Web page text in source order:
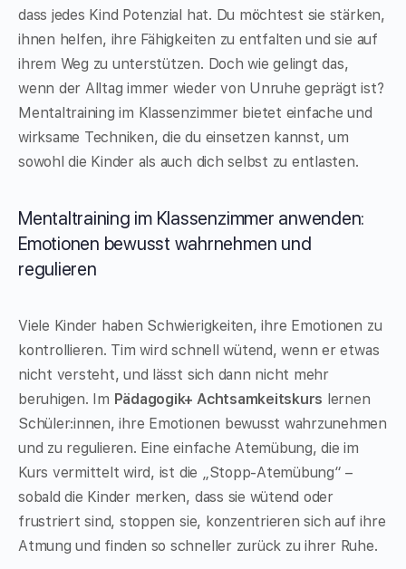
dass jedes Kind Potenzial hat. Du möchtest sie stärken,
ihnen helfen, ihre Fähigkeiten zu entfalten und sie auf
ihrem Weg zu unterstützen. Doch wie gelingt das,
wenn der Alltag immer wieder von Unruhe geprägt ist?
Mentaltraining im Klassenzimmer bietet einfache und
wirksame Techniken, die du einsetzen kannst, um
sowohl die Kinder als auch dich selbst zu entlasten.
Mentaltraining im Klassenzimmer anwenden:
Emotionen bewusst wahrnehmen und
regulieren
Viele Kinder haben Schwierigkeiten, ihre Emotionen zu
kontrollieren. Tim wird schnell wütend, wenn er etwas
nicht versteht, und lässt sich dann nicht mehr
beruhigen. Im Pädagogik+ Achtsamkeitskurs lernen
Schüler:innen, ihre Emotionen bewusst wahrzunehmen
und zu regulieren. Eine einfache Atemübung, die im
Kurs vermittelt wird, ist die „Stopp-Atemübung“ –
sobald die Kinder merken, dass sie wütend oder
frustriert sind, stoppen sie, konzentrieren sich auf ihre
Atmung und finden so schneller zurück zu ihrer Ruhe.